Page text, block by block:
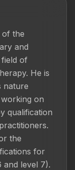
of the
and
of
He is
nature
on
qualification
the
for
and level 7).